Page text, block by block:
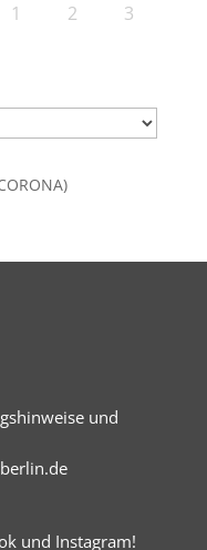
1 2 3
und
und Instagram!